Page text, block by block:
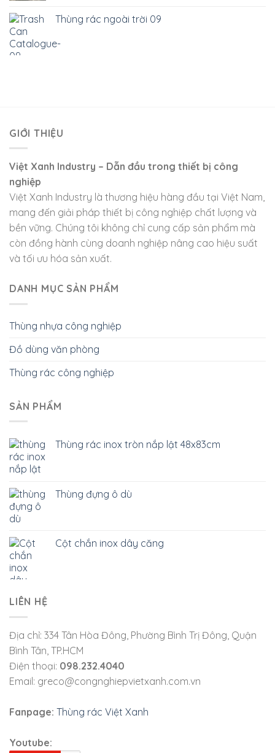
Thùng rác ngoài trời 09
GIỚI THIỆU
Việt Xanh Industry – Dẫn đầu trong thiết bị công
nghiệp
Việt Xanh Industry là thương hiệu hàng đầu tại Việt Nam,
mang đến giải pháp thiết bị công nghiệp chất lượng và
bền vững. Chúng tôi không chỉ cung cấp sản phẩm mà
còn đồng hành cùng doanh nghiệp nâng cao hiệu suất
và tối ưu hóa sản xuất.
DANH MỤC SẢN PHẨM
Thùng nhựa công nghiệp
Đồ dùng văn phòng
Thùng rác công nghiệp
SẢN PHẨM
Thùng rác inox tròn nắp lật 48x83cm
Thùng đựng ô dù
Cột chắn inox dây căng
LIÊN HỆ
Địa chỉ: 334 Tân Hòa Đông, Phường Bình Trị Đông, Quận
Bình Tân, TP.HCM
Điện thoại: 098.232.4040
Email: greco@congnghiepvietxanh.com.vn
Fanpage: Thùng rác Việt Xanh
Youtube: